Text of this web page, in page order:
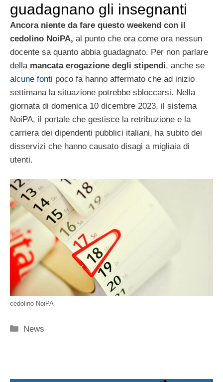
guadagnano gli insegnanti
Ancora niente da fare questo weekend con il
cedolino NoiPA, al punto che ora come ora nessun
docente sa quanto abbia guadagnato. Per non parlare
della mancata erogazione degli stipendi, anche se
alcune fonti poco fa hanno affermato che ad inizio
settimana la situazione potrebbe sbloccarsi. Nella
giornata di domenica 10 dicembre 2023, il sistema
NoiPA, il portale che gestisce la retribuzione e la
carriera dei dipendenti pubblici italiani, ha subito dei
disservizi che hanno causato disagi a migliaia di
utenti.
cedolino NoiPA
Categorie
News